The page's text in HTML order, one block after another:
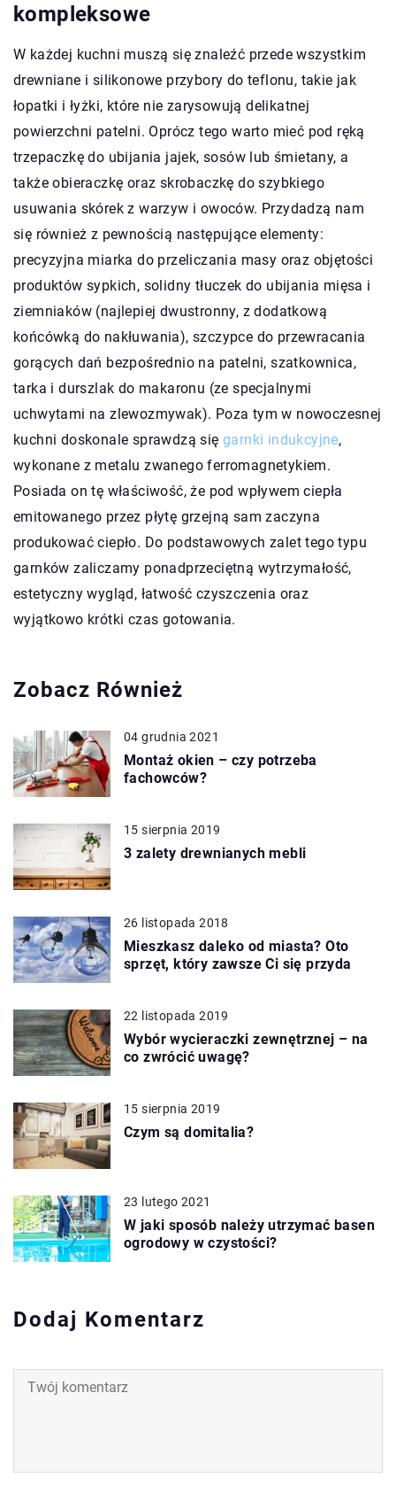
kompleksowe
W każdej kuchni muszą się znaleźć przede wszystkim
drewniane i silikonowe przybory do teflonu, takie jak
łopatki i łyżki, które nie zarysowują delikatnej
powierzchni patelni. Oprócz tego warto mieć pod ręką
trzepaczkę do ubijania jajek, sosów lub śmietany, a
także obieraczkę oraz skrobaczkę do szybkiego
usuwania skórek z warzyw i owoców. Przydadzą nam
się również z pewnością następujące elementy:
precyzyjna miarka do przeliczania masy oraz objętości
produktów sypkich, solidny tłuczek do ubijania mięsa i
ziemniaków (najlepiej dwustronny, z dodatkową
końcówką do nakłuwania), szczypce do przewracania
gorących dań bezpośrednio na patelni, szatkownica,
tarka i durszlak do makaronu (ze specjalnymi
uchwytami na zlewozmywak). Poza tym w nowoczesnej
kuchni doskonale sprawdzą się garnki indukcyjne,
wykonane z metalu zwanego ferromagnetykiem.
Posiada on tę właściwość, że pod wpływem ciepła
emitowanego przez płytę grzejną sam zaczyna
produkować ciepło. Do podstawowych zalet tego typu
garnków zaliczamy ponadprzeciętną wytrzymałość,
estetyczny wygląd, łatwość czyszczenia oraz
wyjątkowo krótki czas gotowania.
Zobacz Również
04 grudnia 2021
Montaż okien – czy potrzeba
fachowców?
15 sierpnia 2019
3 zalety drewnianych mebli
26 listopada 2018
Mieszkasz daleko od miasta? Oto
sprzęt, który zawsze Ci się przyda
22 listopada 2019
Wybór wycieraczki zewnętrznej – na
co zwrócić uwagę?
15 sierpnia 2019
Czym są domitalia?
23 lutego 2021
W jaki sposób należy utrzymać basen
ogrodowy w czystości?
Dodaj Komentarz